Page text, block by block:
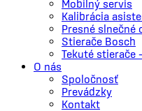
Mobilný servis
Kalibrácia
Presné slnečné
Stierače Bosch
Tekuté stierače
O nás
Spoločnosť
Prevádzky
Kontakt